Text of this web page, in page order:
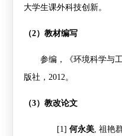
大学生课外科技创新。
（2）教材编写
参编，《环境科学与
版社， 2012 。
（3）教改论文
[1] 何永美, 祖艳